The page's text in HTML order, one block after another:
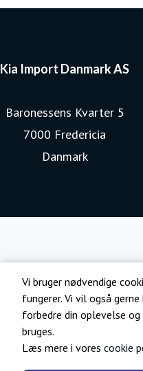
Vi bruger nødvendige
fungerer. Vi vil også
forbedre din oplevelse og
bruges.
Læs mere i vores cookie
Kia Import Danmark AS
Baronessens Kvarter 5
7000 Fredericia
Danmark